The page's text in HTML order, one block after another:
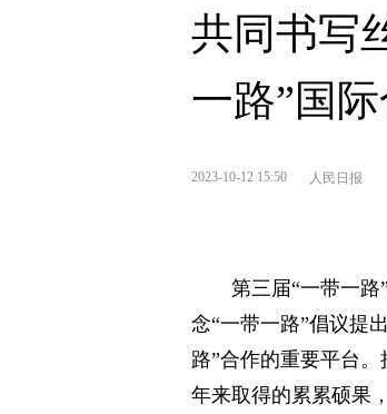
共同书写
一路”国
2023-10-12 15:50 人民日报
第三届“一带一
念“一带一路”倡议提
路”合作的重要平台
年来取得的累累硕果